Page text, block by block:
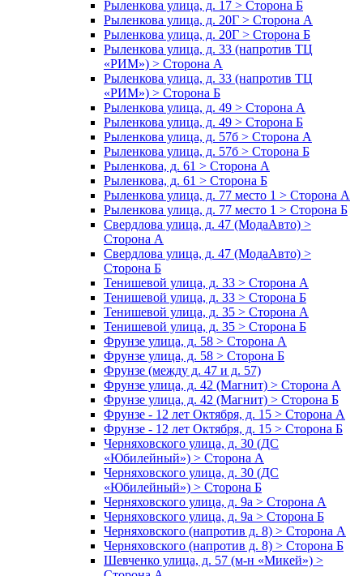
Рыленкова улица, д. 17 > Сторона Б
Рыленкова улица, д. 20Г > Сторона А
Рыленкова улица, д. 20Г > Сторона Б
Рыленкова улица, д. 33 (напротив ТЦ
«РИМ») > Сторона А
Рыленкова улица, д. 33 (напротив ТЦ
«РИМ») > Сторона Б
Рыленкова улица, д. 49 > Сторона А
Рыленкова улица, д. 49 > Сторона Б
Рыленкова улица, д. 57б > Сторона А
Рыленкова улица, д. 57б > Сторона Б
Рыленкова, д. 61 > Сторона А
Рыленкова, д. 61 > Сторона Б
Рыленкова улица, д. 77 место 1 > Сторона А
Рыленкова улица, д. 77 место 1 > Сторона Б
Свердлова улица, д. 47 (МодаАвто) >
Сторона А
Свердлова улица, д. 47 (МодаАвто) >
Сторона Б
Тенишевой улица, д. 33 > Сторона А
Тенишевой улица, д. 33 > Сторона Б
Тенишевой улица, д. 35 > Сторона А
Тенишевой улица, д. 35 > Сторона Б
Фрунзе улица, д. 58 > Сторона А
Фрунзе улица, д. 58 > Сторона Б
Фрунзе (между д. 47 и д. 57)
Фрунзе улица, д. 42 (Магнит) > Сторона А
Фрунзе улица, д. 42 (Магнит) > Сторона Б
Фрунзе - 12 лет Октября, д. 15 > Сторона А
Фрунзе - 12 лет Октября, д. 15 > Сторона Б
Черняховского улица, д. 30 (ДС
«Юбилейный») > Сторона А
Черняховского улица, д. 30 (ДС
«Юбилейный») > Сторона Б
Черняховского улица, д. 9а > Сторона А
Черняховского улица, д. 9а > Сторона Б
Черняховского (напротив д. 8) > Сторона А
Черняховского (напротив д. 8) > Сторона Б
Шевченко улица, д. 57 (м-н «Микей») >